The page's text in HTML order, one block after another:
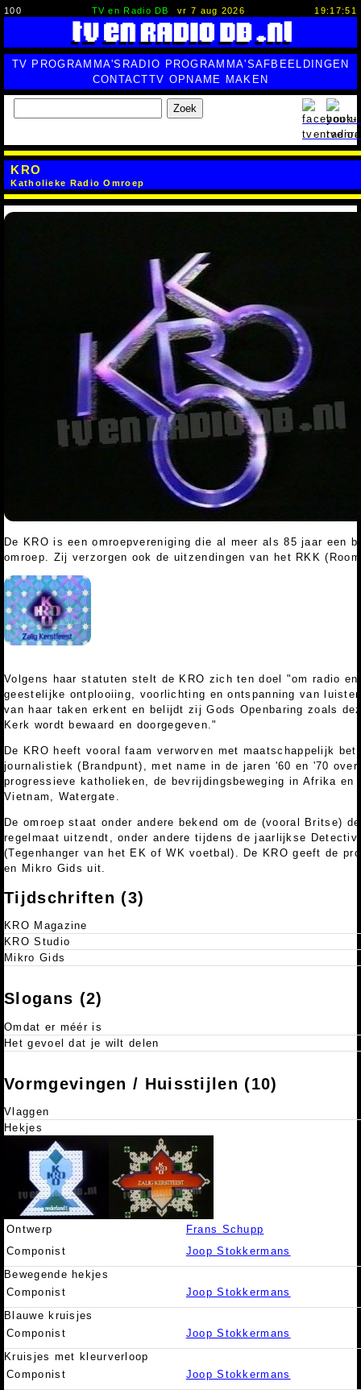
100 TV en Radio DB vr 7 aug 2026 19:17:53
TV PROGRAMMA'S RADIO PROGRAMMA'SAFBEELDINGEN
CONTACTTV OPNAME MAKEN
Zoek
KRO
Katholieke Radio Omroep
De KRO is een omroepvereniging die al meer als 85 jaar een
omroep. Zij verzorgen ook de uitzendingen van het RKK
Volgens haar statuten stelt de KRO zich ten doel "om radio
geestelijke ontplooiing, voorlichting en ontspanning van
van haar taken erkent en belijdt zij Gods Openbaring zoals
Kerk wordt bewaard en doorgegeven."
De KRO heeft vooral faam verworven met maatschappelijk
journalistiek (Brandpunt), met name in de jaren '60 en '70 over
progressieve katholieken, de bevrijdingsbeweging in Afrika en
Vietnam, Watergate.
De omroep staat onder andere bekend om de (vooral Britse)
regelmaat uitzendt, onder andere tijdens de jaarlijkse
(Tegenhanger van het EK of WK voetbal). De KRO geeft de
en Mikro Gids uit.
Tijdschriften (3)
KRO Magazine
KRO Studio
Mikro Gids
Slogans (2)
Omdat er méér is
Het gevoel dat je wilt delen
Vormgevingen / Huisstijlen (10)
Vlaggen
Hekjes
Ontwerp
Frans Schupp
Componist
Joop Stokkermans
Bewegende hekjes
Componist
Joop Stokkermans
Blauwe kruisjes
Componist
Joop Stokkermans
Kruisjes met kleurverloop
Componist
Joop Stokkermans